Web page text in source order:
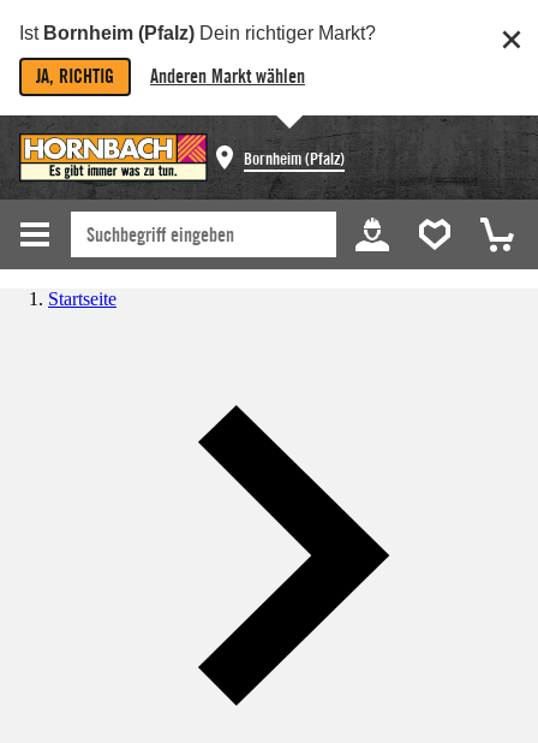
Ist Bornheim (Pfalz) Dein richtiger Markt?
JA, RICHTIG Anderen Markt wählen
Bornheim (Pfalz)
Startseite